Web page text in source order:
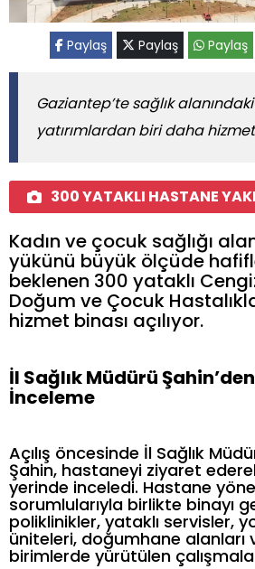
Paylaş Paylaş Paylaş
Gaziantep’te sağlık
yatırımlardan biri daha
300 YATAKLI HASTANE
Kadın ve çocuk sağlığı
yükünü büyük ölçüde
beklenen 300 yataklı
Doğum ve Çocuk
hizmet binası açılıyor.
İl Sağlık Müdürü
İnceleme
Açılış öncesinde İl Sağlık
Şahin, hastaneyi ziyaret
yerinde inceledi. Hastane
sorumlularıyla birlikte binayı
poliklinikler, yataklı servisler,
üniteleri, doğumhane alanları
birimlerde yürütülen